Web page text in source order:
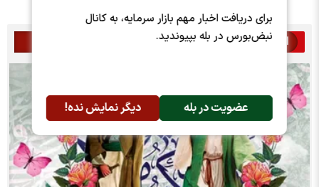
برای دریافت اخبار مهم بازار سرمایه، به کانال
نبض‌بورس در بله بپیوندید.
عضویت در بله دیگر نمایش نده!
اخبار مرتبط